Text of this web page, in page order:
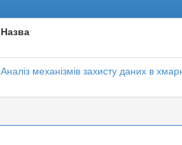
Назва
Аналіз механізмів захисту даних в